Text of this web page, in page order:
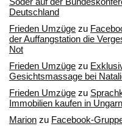
Deutschland
Frieden Umzüge zu
der Auffangstation die
Not
Frieden Umzüge zu
Gesichtsmassage bei
Frieden Umzüge zu
Immobilien kaufen in
Marion zu Facebook-